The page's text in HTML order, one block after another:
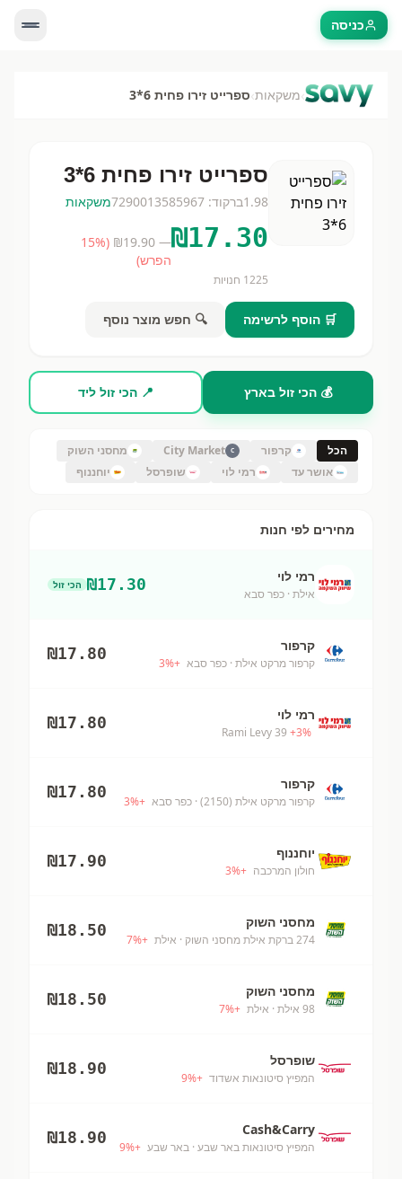
כניסה
›משקאות›ספרייט זירו פחית 6*3
ספרייט זירו פחית 6*3
1.98ברקוד: 7290013585967משקאות
₪17.30
— ₪
19.90
(
15%
הפרש)
1225 חנויות
🛒 הוסף לרשימה 🔍 חפש מוצר נוסף
💰 הכי זול בארץ 📍 הכי זול ליד
הכל קרפור C
City Market
מחסני השוק
אושר עד
רמי לוי שופרסל יוחננוף
מחירים לפי חנות
רמי לוי
אילת · כפר סבא
₪17.30 הכי זול
קרפור
קרפור מרקט אילת · כפר סבא +
3%
₪17.80
רמי לוי
Rami Levy 39 +3%
₪17.80
קרפור
קרפור מרקט אילת (2150) · כפר סבא +
3%
₪17.80
יוחננוף
חולון המרכבה +
3%
₪17.90
מחסני השוק
274 ברקת אילת מחסני השוק · אילת +
7%
₪18.50
מחסני השוק
98 אילת · אילת +
7%
₪18.50
שופרסל
המפיץ סיטונאות אשדוד +
9%
₪18.90
Cash&Carry
המפיץ סיטונאות באר שבע · באר שבע +
9%
₪18.90